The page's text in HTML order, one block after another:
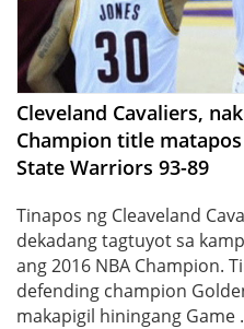
Cleveland Cavaliers,
Champion title
State Warriors 93-89
Tinapos ng Cleaveland
dekadang tagtuyot sa
ang 2016 NBA Champion.
defending champion
makapigil hiningang Game